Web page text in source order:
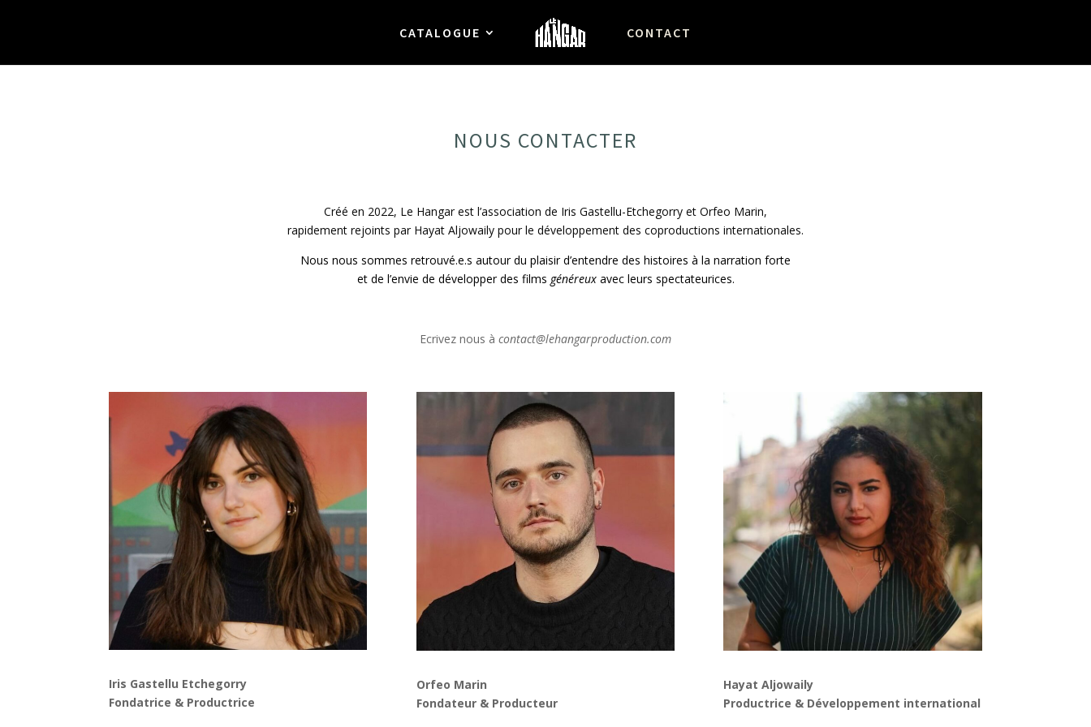
CATALOGUE CONTACT
NOUS CONTACTER
Créé en 2022, Le Hangar est l’association de Iris Gastellu-Etchegorry et Orfeo Marin,
rapidement rejoints par Hayat Aljowaily pour le développement des coproductions internationales.
Nous nous sommes retrouvé.e.s autour du plaisir d’entendre des histoires à la narration forte
et de l’envie de développer des films généreuxavec leurs spectateurices.
Ecrivez nous à contact@lehangarproduction.com
Iris Gastellu Etchegorry
Fondatrice & Productrice
Orfeo Marin
Fondateur & Producteur
Hayat Aljowaily
Productrice & Développement international